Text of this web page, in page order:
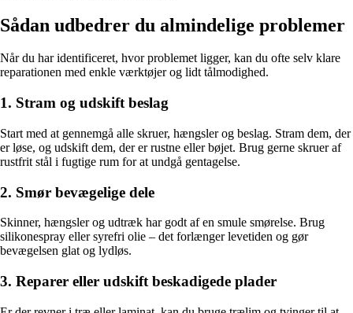
Sådan udbedrer du almindelige problemer
Når du har identificeret, hvor problemet ligger, kan du ofte selv klare
reparationen med enkle værktøjer og lidt tålmodighed.
1. Stram og udskift beslag
Start med at gennemgå alle skruer, hængsler og beslag. Stram dem, der
er løse, og udskift dem, der er rustne eller bøjet. Brug gerne skruer af
rustfrit stål i fugtige rum for at undgå gentagelse.
2. Smør bevægelige dele
Skinner, hængsler og udtræk har godt af en smule smørelse. Brug
silikonespray eller syrefri olie – det forlænger levetiden og gør
bevægelsen glat og lydløs.
3. Reparer eller udskift beskadigede plader